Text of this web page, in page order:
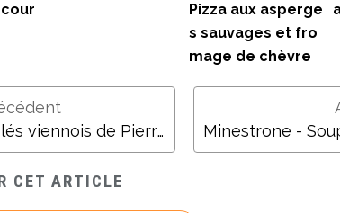
Pizza aux asperge
s sauvages et fro
mage de chèvre
Spritz - Sablés viennois de Pierre Hermé
CET ARTICLE